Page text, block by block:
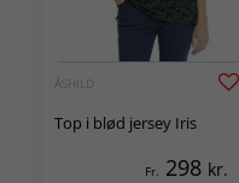
ÅSHILD
Top i blød jersey Iris
Fr. 298 kr.